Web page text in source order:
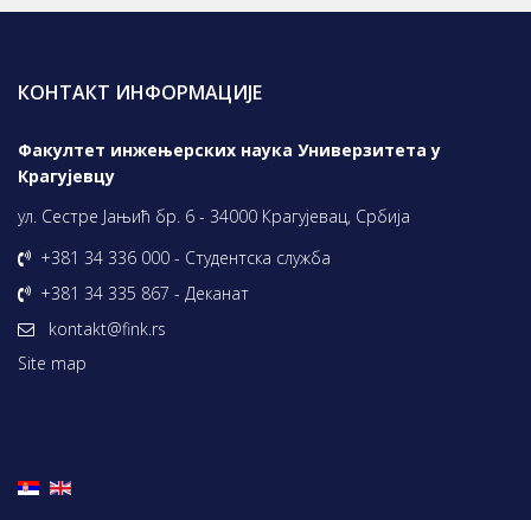
КОНТАКТ ИНФОРМАЦИЈЕ
Факултет инжењерских наука Универзитета у
Крагујевцу
ул. Сестре Јањић бр. 6 - 34000 Крагујевац, Србија
+381 34 336 000 - Студентска служба
+381 34 335 867 - Деканат
kontakt@fink.rs
Site map